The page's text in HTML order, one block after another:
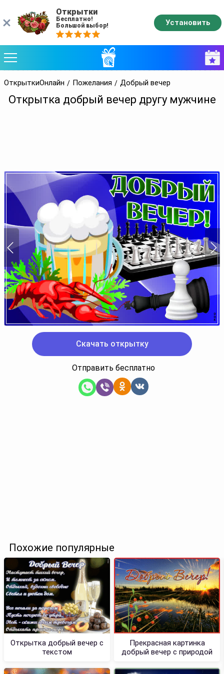
ОткрыткиОнлайн Пожелания Добрый вечер
Открытка добрый вечер другу мужчине
Скачать открытку
Отправить бесплатно
Похожие популярные
Открытка добрый вечер с
текстом
Прекрасная картинка
добрый вечер с природой
Открытки
Бесплатно!
Большой выбор!
Установить